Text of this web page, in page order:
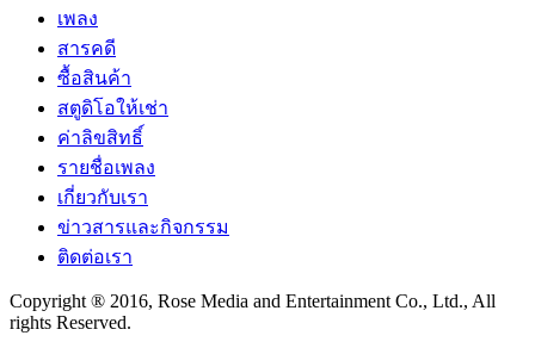
เพลง
สารคดี
ซื้อสินค้า
สตูดิโอให้เช่า
ค่าลิขสิทธิ์
รายชื่อเพลง
เกี่ยวกับเรา
ข่าวสารและกิจกรรม
ติดต่อเรา
Copyright ® 2016, Rose Media and Entertainment Co., Ltd., All
rights Reserved.